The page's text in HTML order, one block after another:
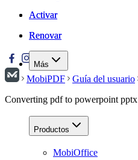
Activar
Renovar
Más
Activar
Renovar
MobiPDF
Guía del usuario
Converting pdf to powerpoint pptx
Productos
MobiOffice